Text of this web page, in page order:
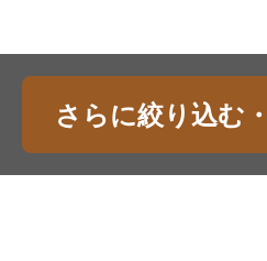
さらに絞り込む